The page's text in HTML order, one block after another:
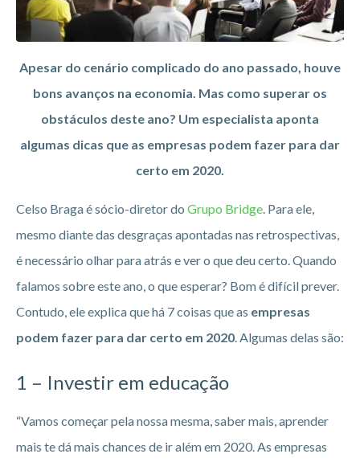
Apesar do cenário complicado do ano passado, houve
bons avanços na economia. Mas como superar os
obstáculos deste ano? Um especialista aponta
algumas dicas que as empresas podem fazer para dar
certo em 2020.
Celso Braga é sócio-diretor do Grupo Bridge . Para ele,
mesmo diante das desgraças apontadas nas retrospectivas,
é necessário olhar para atrás e ver o que deu certo. Quando
falamos sobre este ano, o que esperar? Bom é difícil prever.
Contudo, ele explica que há 7 coisas que as empresas
podem fazer para dar certo em 2020 . Algumas delas são:
1 – Investir em educação
“Vamos começar pela nossa mesma, saber mais, aprender
mais te dá mais chances de ir além em 2020. As empresas